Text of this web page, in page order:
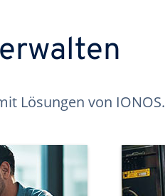
Lösungen von IONOS.